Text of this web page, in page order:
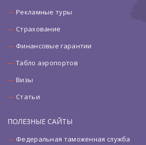
Рекламные туры
Страхование
Финансовые гарантии
Табло аэропортов
Визы
Статьи
ПОЛЕЗНЫЕ САЙТЫ
Федеральная таможенная служба